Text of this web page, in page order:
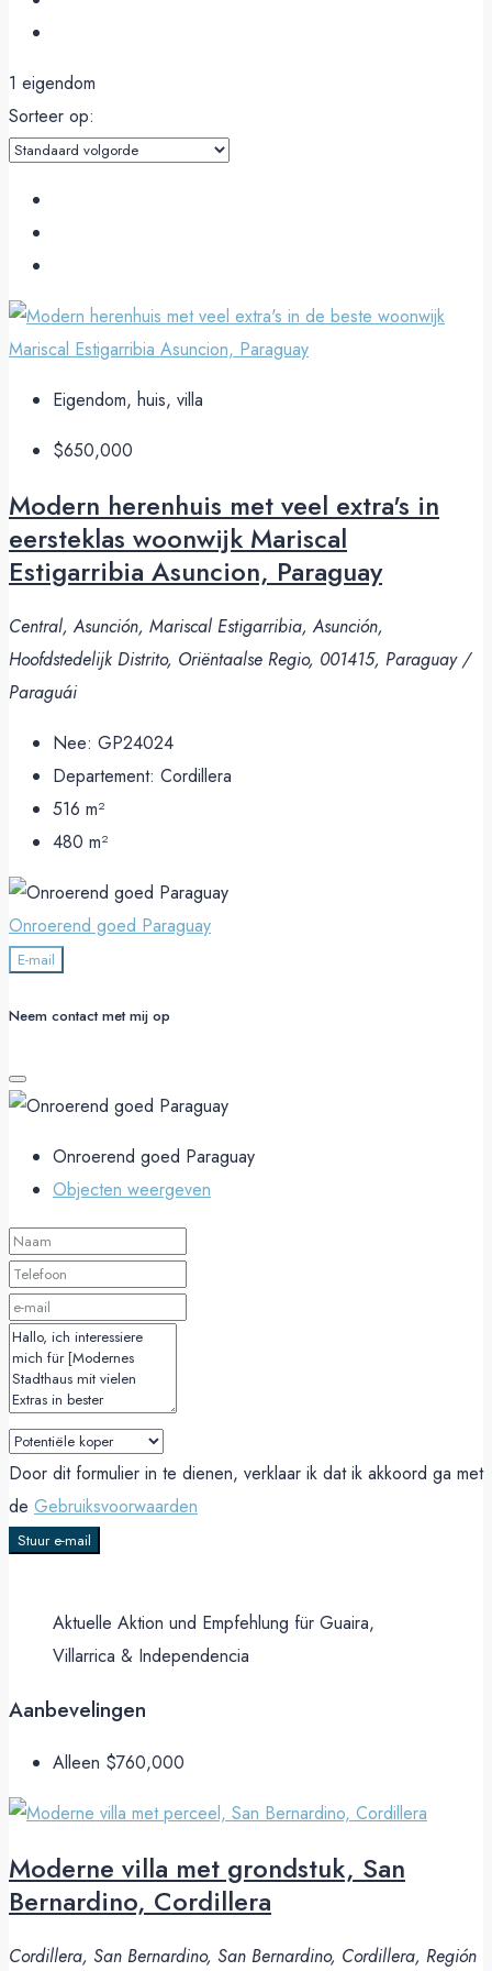
1 eigendom
Sorteer op:
Eigendom, huis, villa
$650,000
Modern herenhuis met veel extra's in
eersteklas woonwijk Mariscal
Estigarribia Asuncion, Paraguay
Central, Asunción, Mariscal Estigarribia, Asunción,
Hoofdstedelijk Distrito, Oriëntaalse Regio, 001415, Paraguay /
Paraguái
Nee: GP24024
Departement: Cordillera
516 m²
480 m²
Onroerend goed Paraguay
E-mail
Neem contact met mij op
Onroerend goed Paraguay
Objecten weergeven
Door dit formulier in te dienen, verklaar ik dat ik akkoord ga met
de Gebruiksvoorwaarden
Stuur e-mail
Aktuelle Aktion und Empfehlung für Guaira,
Villarrica & Independencia
Aanbevelingen
Alleen $760,000
Moderne villa met grondstuk, San
Bernardino, Cordillera
Cordillera, San Bernardino, San Bernardino, Cordillera, Región